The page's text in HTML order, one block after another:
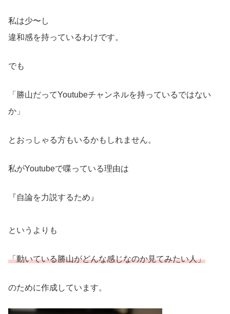
私は少〜し
違和感を持っているわけです。
でも
「勝山だってYoutubeチャンネルを持っているではない
か」
とおっしゃる方もいるかもしれません。
私がYoutubeで喋っている理由は
『自論を力説するため』
というよりも
「動いている勝山がどんな感じなのか見てみたい人」
のために作成しています。